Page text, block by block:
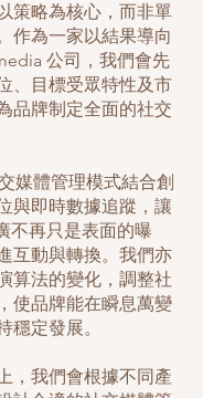
策略為核心，而非單
作為一家以結果導向
公司，我們會先
、目標受眾特性及市
品牌制定全面的社交
媒體管理模式結合創
與即時數據追蹤，讓
不再只是表面的曝
互動與轉換。我們亦
算法的變化，調整社
使品牌能在瞬息萬變
穩定發展。
，我們會根據不同產